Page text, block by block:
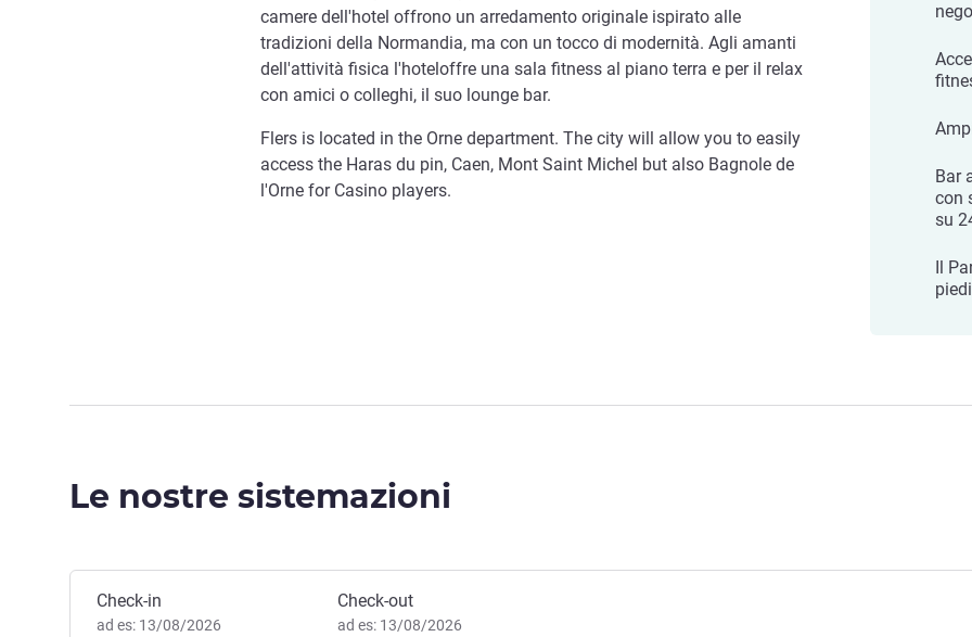
camere dell'hotel offrono un arredamento originale ispirato alle
tradizioni della Normandia, ma con un tocco di modernità. Agli amanti
dell'attività fisica l'hoteloffre una sala fitness al piano terra e per il relax
con amici o colleghi, il suo lounge bar.
Flers is located in the Orne department. The city will allow you to easily
access the Haras du pin, Caen, Mont Saint Michel but also Bagnole de
l'Orne for Casino players.
Bar
con
su
Il
piedi
Le nostre sistemazioni
Prenota questo hotel
Check-in
ad es: 13/08/2026
Check-out
ad es: 13/08/2026